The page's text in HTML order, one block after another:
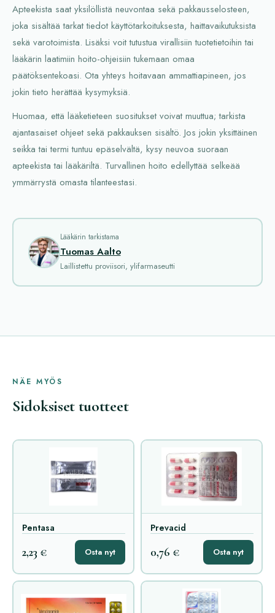
Apteekista saat yksilöllistä neuvontaa sekä pakkausselosteen,
joka sisältää tarkat tiedot käyttötarkoituksesta, haittavaikutuksista
sekä varotoimista. Lisäksi voit tutustua virallisiin tuotetietoihin tai
lääkärin laatimiin hoito-ohjeisiin tukemaan omaa
päätöksentekoasi. Ota yhteys hoitavaan ammattiapineen, jos
jokin tieto herättää kysymyksiä.
Huomaa, että lääketieteen suositukset voivat muuttua; tarkista
ajantasaiset ohjeet sekä pakkauksen sisältö. Jos jokin yksittäinen
seikka tai termi tuntuu epäselvältä, kysy neuvoa suoraan
apteekista tai lääkäriltä. Turvallinen hoito edellyttää selkeää
ymmärrystä omasta tilanteestasi.
Lääkärin tarkistama
Tuomas Aalto
Laillistettu proviisori, ylifarmaseutti
NÄE MYÖS
Sidoksiset tuotteet
Pentasa
2,23 € Osta nyt
Prevacid
0,76 € Osta nyt